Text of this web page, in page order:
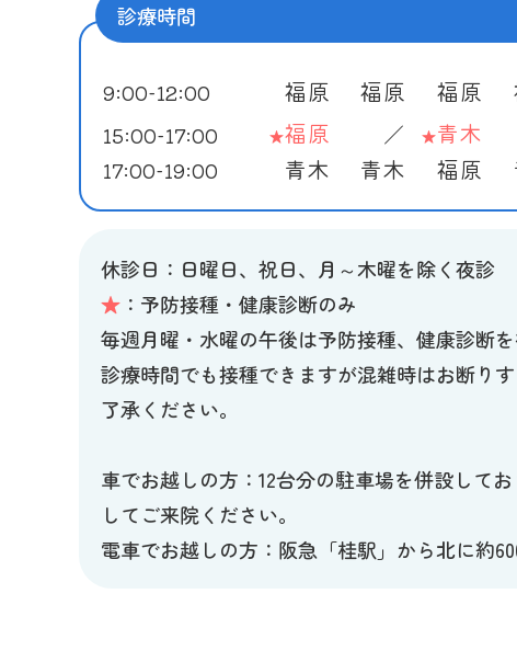
診療時間
9:00-12:00 福原 福原 福原
15:00-17:00 ★福原 ／ ★青木
17:00-19:00 青木 青木 福原
休診日：日曜日、祝日、月～木曜を除く夜診
★ ：予防接種・健康診断のみ
毎週月曜・水曜の午後は予防接種、健康診断を
診療時間でも接種できますが混雑時はお断り
了承ください。
車でお越しの方：12台分の駐車場を併設して
してご来院ください。
電車でお越しの方：阪急「桂駅」から北に約
尿路感染症
感染性胃腸炎
湿疹、アトピー性皮膚炎
蕁麻疹
学校検尿異常(血尿、蛋白尿
高血圧
肺炎球菌
5種混合ワクチン（DPT-IPV-
ロタ
Ｂ型肝炎
BCG
水痘（水ぼうそう）
おたふくかぜ
日本脳炎
二種混合（DT）
子宮頸がん（要予約）
卵、牛乳、小麦、ナッツなど
疹を認める、咳を認める
かゆい湿疹を繰り返しなか
鼻水やくしゃみが続いてつらい
乳房の発育が気になる、生